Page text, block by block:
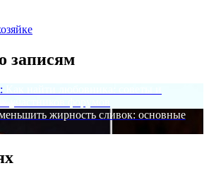
записям
жирность сливок: основные